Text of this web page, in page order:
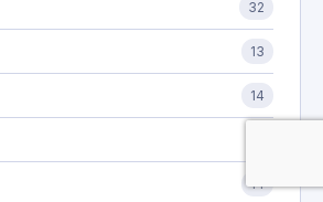
32
13
14
14